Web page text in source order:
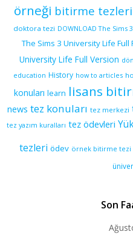
örneği bitirme tezleri
doktora tezi DOWNLOAD The Sims
The Sims 3 University Life Full
University Life Full Version
education History how to articles
konuları learn lisans
news tez konuları tez merkezi
tez yazım kuralları tez ödevleri
tezleri ödev örnek bitirme tezi
Son